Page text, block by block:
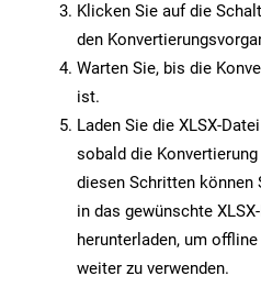
Klicken Sie auf die
den
Warten Sie, bis die
ist.
Laden Sie die XLSX-
sobald die
diesen Schritten können
in das gewünschte
herunterladen, um
weiter zu verwenden.